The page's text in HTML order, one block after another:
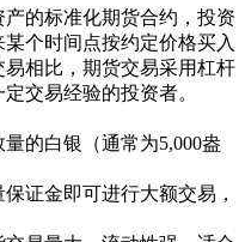
的标准化期货合约，投资
个时间点按约定价格买入
相比，期货交易采用杠杆
交易经验的投资者。
的白银（通常为5,000盎
证金即可进行大额交易，